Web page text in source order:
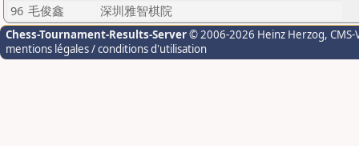
96 毛俊鑫 深圳雅智棋院
Chess-Tournament-Results-Server© 2006-2026 Heinz Herzog,
mentions légales / conditions d'utilisation